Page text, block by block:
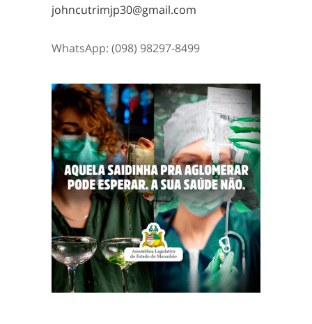
johncutrimjp30@gmail.com
WhatsApp: (098) 98297-8499